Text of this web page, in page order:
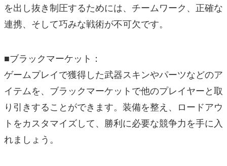
を出し抜き制圧するためには、チームワーク、正確な
連携、そして巧みな戦術が不可欠です。
■ブラックマーケット：
ゲームプレイで獲得した武器スキンやパーツなどのア
イテムを、ブラックマーケットで他のプレイヤーと取
り引きすることができます。装備を整え、ロードアウ
トをカスタマイズして、勝利に必要な競争力を手に入
れましょう。